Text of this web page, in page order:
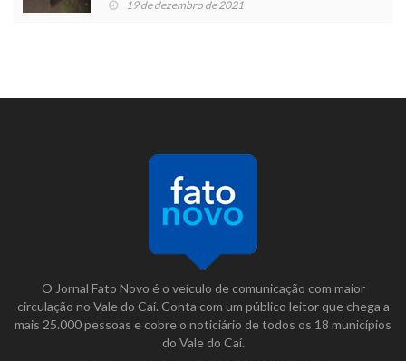
19 de dezembro de 2021
O Jornal Fato Novo é o veículo de comunicação com maior
circulação no Vale do Caí. Conta com um público leitor que chega a
mais 25.000 pessoas e cobre o noticiário de todos os 18 municípios
do Vale do Caí.